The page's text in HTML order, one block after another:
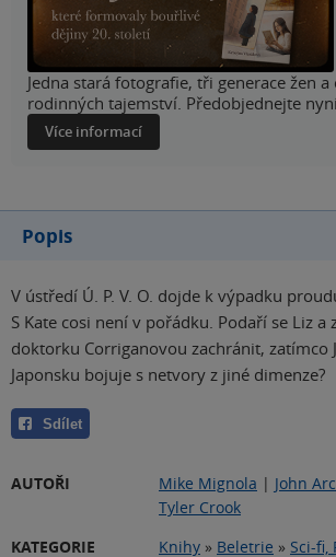
Jedna stará fotografie, tři generace žen
rodinných tajemství. Předobjednejte
Více informací
Popis
V ústředí Ú. P. V. O. dojde k výpadku
S Kate cosi není v pořádku. Podaří se Liz a
doktorku Corriganovou zachránit, zatímco
Japonsku bojuje s netvory z jiné dimenze?
Sdílet
AUTOŘI Mike Mignola | John
Tyler Crook
KATEGORIE
Knihy » Beletrie » Sci-fi,